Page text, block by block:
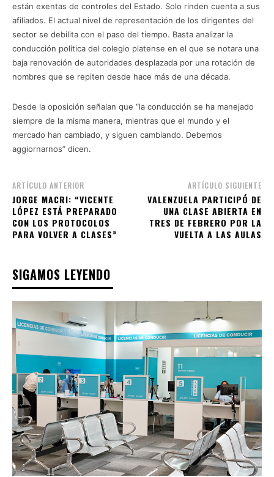
están exentas de controles del Estado. Solo rinden cuenta a sus
afiliados. El actual nivel de representación de los dirigentes del
sector se debilita con el paso del tiempo. Basta analizar la
conducción política del colegio platense en el que se notara una
baja renovación de autoridades desplazada por una rotación de
nombres que se repiten desde hace más de una década.
Desde la oposición señalan que “la conducción se ha manejado
siempre de la misma manera, mientras que el mundo y el
mercado han cambiado, y siguen cambiando. Debemos
aggiornarnos” dicen.
ARTÍCULO ANTERIOR
JORGE MACRI: “VICENTE
LÓPEZ ESTÁ PREPARADO
CON LOS PROTOCOLOS
PARA VOLVER A CLASES”
ARTÍCULO SIGUIENTE
VALENZUELA PARTICIPÓ DE
UNA CLASE ABIERTA EN
TRES DE FEBRERO POR LA
VUELTA A LAS AULAS
SIGAMOS LEYENDO